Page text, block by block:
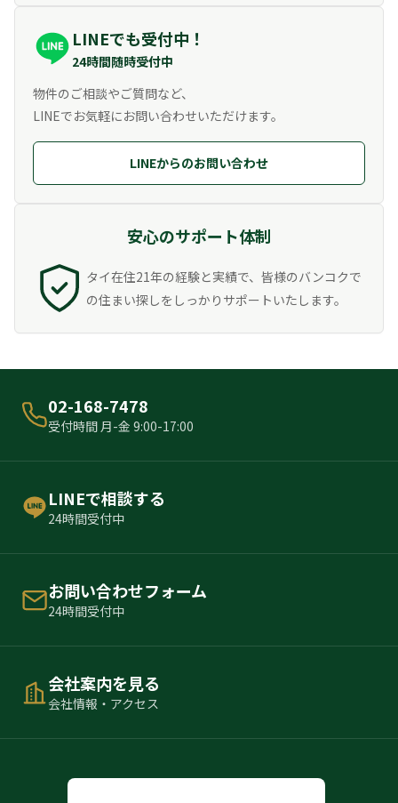
LINEでも受付中！
24時間随時受付中
物件のご相談やご質問など、
LINEでお気軽にお問い合わせいただけます。
LINEからのお問い合わせ
安心のサポート体制
タイ在住21年の経験と実績で、皆様のバンコクで
の住まい探しをしっかりサポートいたします。
02-168-7478
受付時間 月-金 9:00-17:00
LINEで相談する
24時間受付中
お問い合わせフォーム
24時間受付中
会社案内を見る
会社情報・アクセス